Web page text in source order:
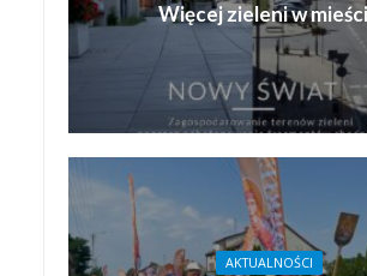
Więcej zieleni w
AKTUALNOŚCI